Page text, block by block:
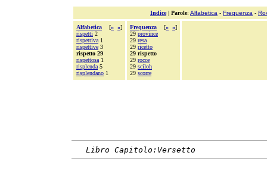
Indice| Parole: Alfabetica - Frequenza -
Alfabetica [« »]
rispetti 2
rispettiva 1
rispettive 3
rispetto 29
rispettosa 1
risplenda 5
risplendano 1
Frequenza [« »]
29 province
29 resa
29 ricetto
29 rispetto
29 rocce
29 sciloh
29 scorre
Libro Capitolo:Versetto